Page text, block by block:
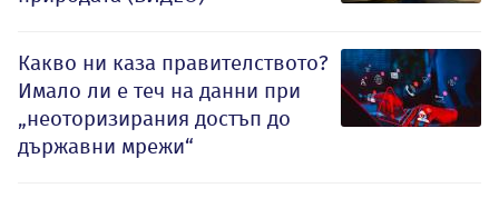
Какво ни каза правителството?
Имало ли е теч на данни при
„неоторизирания достъп до
държавни мрежи“